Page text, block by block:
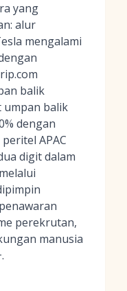
yang
alur
mengalami
balik
umpan balik
dengan
APAC
digit dalam
perekrutan,
manusia